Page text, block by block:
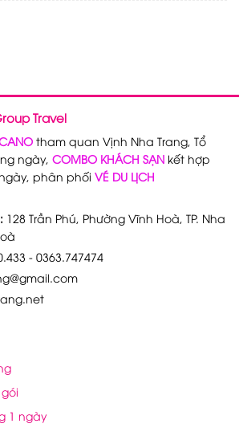
Travel
tham quan Vịnh Nha Trang, Tổ
ngày, COMBO KHÁCH SẠN kết hợp
phân phối VÉ DU LỊCH
128 Trần Phú, Phường Vĩnh Hoà, TP. Nha
- 0363.747474
1 ngày